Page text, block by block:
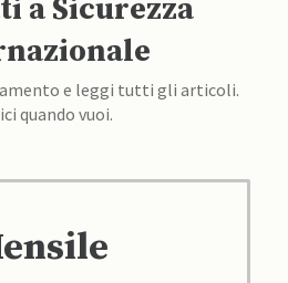
a Sicurezza
e leggi tutti gli articoli.
quando vuoi.